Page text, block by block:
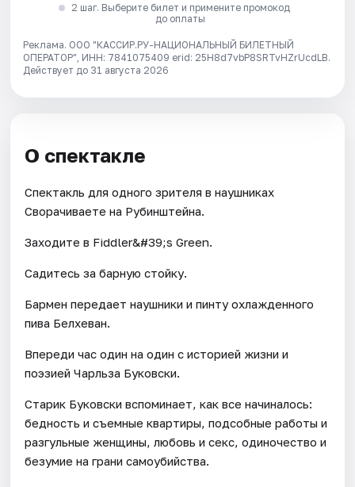
2 шаг. Выберите билет и примените промокод
до оплаты
Реклама. ООО "КАССИР.РУ-НАЦИОНАЛЬНЫЙ БИЛЕТНЫЙ
ОПЕРАТОР", ИНН: 7841075409 erid: 25H8d7vbP8SRTvHZrUcdLB.
Действует до 31 августа 2026
О спектакле
Спектакль для одного зрителя в наушниках
Сворачиваете на Рубинштейна.
Заходите в Fiddler&#39;s Green.
Садитесь за барную стойку.
Бармен передает наушники и пинту охлажденного
пива Белхеван.
Впереди час один на один с историей жизни и
поэзией Чарльза Буковски.
Старик Буковски вспоминает, как все начиналось:
бедность и съемные квартиры, подсобные работы и
разгульные женщины, любовь и секс, одиночество и
безумие на грани самоубийства.